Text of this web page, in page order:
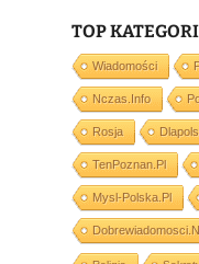
TOP
Wiadomości
Nczas.info
Rosja
TenPoznan.pl
Mysl-Polska.pl